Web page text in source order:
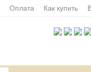
Оплата Как купить